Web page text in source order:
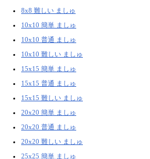
8x8 難しい ましゅ
10x10 簡単 ましゅ
10x10 普通 ましゅ
10x10 難しい ましゅ
15x15 簡単 ましゅ
15x15 普通 ましゅ
15x15 難しい ましゅ
20x20 簡単 ましゅ
20x20 普通 ましゅ
20x20 難しい ましゅ
25x25 簡単 ましゅ